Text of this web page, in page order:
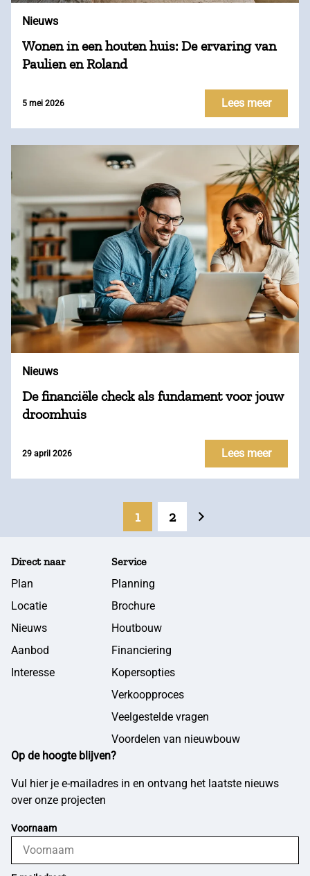
Nieuws
Wonen in een houten huis: De ervaring van
Paulien en Roland
5 mei 2026 Lees meer
Nieuws
De financiële check als fundament voor jouw
droomhuis
29 april 2026 Lees meer
1 2
Direct naar
Plan
Locatie
Nieuws
Aanbod
Interesse
Service
Planning
Brochure
Houtbouw
Financiering
Kopersopties
Verkoopproces
Veelgestelde vragen
Voordelen van nieuwbouw
Op de hoogte blijven?
Vul hier je e-mailadres in en ontvang het laatste nieuws
over onze projecten
Voornaam